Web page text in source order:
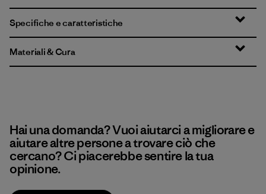
Specifiche e caratteristiche
Materiali & Cura
Hai una domanda? Vuoi aiutarci a migliorare e
aiutare altre persone a trovare ciò che
cercano? Ci piacerebbe sentire la tua
opinione.